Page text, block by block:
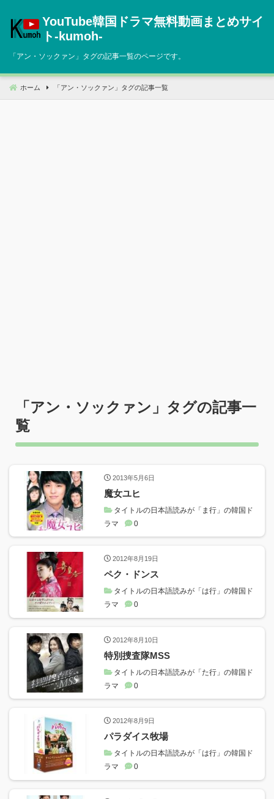
へ
動
YouTube韓国ドラマ無料動画まとめサイ
ト‐kumoh‐
「アン・ソックァン 」タグの記事一覧のページです。
ホーム 「 アン・ソックァン 」タグの記事一覧
「アン・ソックァン 」タグの記事一
覧
2013年5月6日
魔女ユヒ
タイトルの日本語読みが「ま行」の韓国ド
ラマ
0
2012年8月19日
ペク・ドンス
タイトルの日本語読みが「は行」の韓国ド
ラマ
0
2012年8月10日
特別捜査隊MSS
タイトルの日本語読みが「た行」の韓国ド
ラマ
0
2012年8月9日
パラダイス牧場
タイトルの日本語読みが「は行」の韓国ド
ラマ
0